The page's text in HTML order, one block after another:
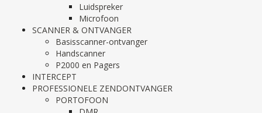
Luidspreker
Microfoon
SCANNER & ONTVANGER
Basisscanner-ontvanger
Handscanner
P2000 en Pagers
INTERCEPT
PROFESSIONELE ZENDONTVANGER
PORTOFOON